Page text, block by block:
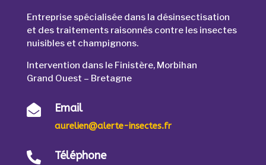
Entreprise spécialisée dans la désinsectisation
et des traitements raisonnés contre les insectes
nuisibles et champignons.
Intervention dans le Finistère, Morbihan
Grand Ouest – Bretagne
 Email
aurelien@alerte-insectes.fr
 Téléphone